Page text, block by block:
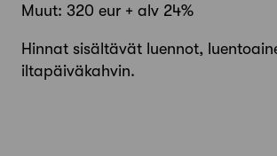
Muut: 320 eur + alv 24%
Hinnat sisältävät luennot,
iltapäiväkahvin.